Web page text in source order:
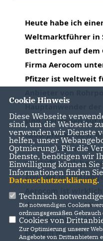
Heute habe ich
Weltmarktführer in
Bettringen auf dem
Firma Aerocom
Pfitzer ist weltweit
sind, bei denen auf
Laborproben oder
werden, ist mir das
mit Luftdruck
Zivi-Zeit in
Aerocom ist
den innovative
Württemberg, den
fördern müssen.
Cookie Hinweis
Diese Webseite
sind, um die Webseite
verwenden wir Dienste
helfen, unser
Optmierung). Für die
Dienste, benötigen wir
Einwilligung können
Informationen finden
Datenschutzerklärung.
Technisch
Die notwendigen Cookies
ordnungsgemäßen Gebrauch
Cookies von
Zur Optimierung unserer
Angebote von Drittanbietern